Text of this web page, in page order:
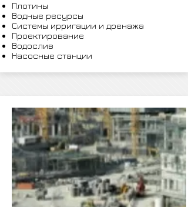
Плотины
Водные ресурсы
Системы ирригации и дренажа
Проектирование
Водослив
Насосные станции